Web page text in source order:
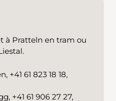
à Pratteln en tram ou
+41 61 823 18 18,
+41 61 906 27 27,